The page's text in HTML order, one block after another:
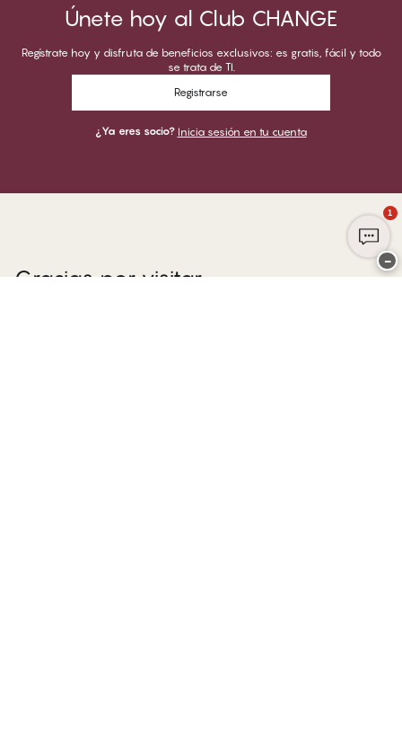
Únete hoy al Club CHANGE
Regístrate hoy y disfruta de beneficios exclusivos: es gratis, fácil y todo
se trata de TI.
Registrarse
¿Ya eres socio? Inicia sesión en tu cuenta
Gracias por visitar
1
−